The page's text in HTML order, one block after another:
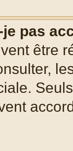
pas
être